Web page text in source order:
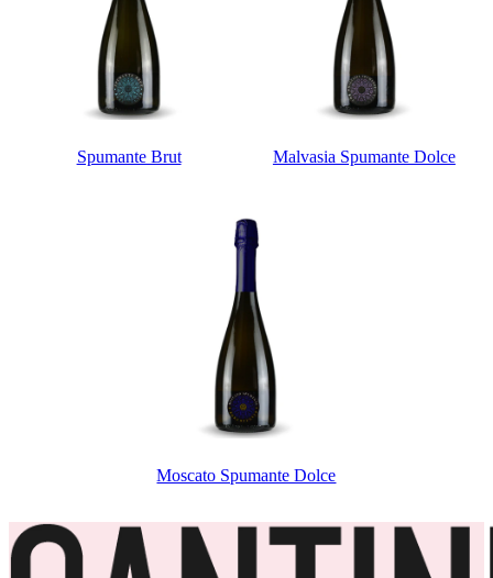
Spumante Brut Malvasia Spumante Dolce
Moscato Spumante Dolce